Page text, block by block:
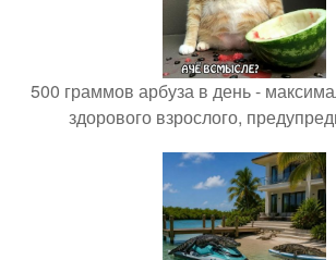
500 граммов арбуза в день -
здорового взрослого,